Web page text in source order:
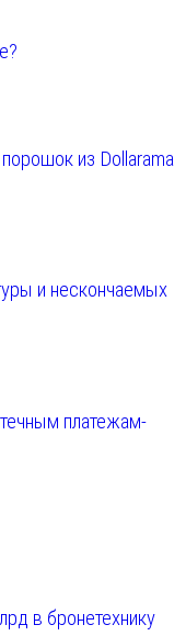
из Dollarama
и нескончаемых
платежам-
в бронетехнику